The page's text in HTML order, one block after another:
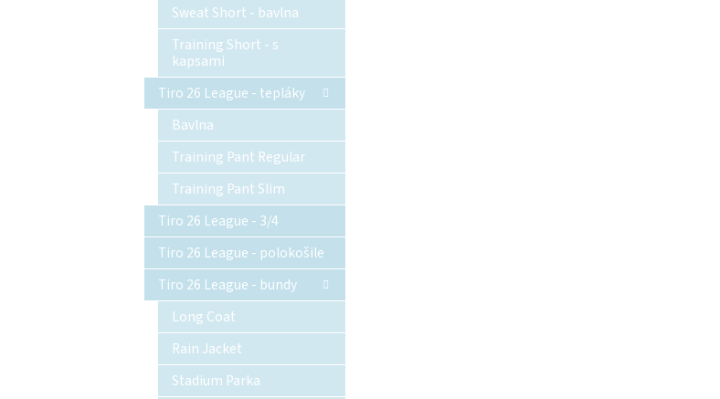
Sweat Short - bavlna
Training Short - s
kapsami
Tiro 26 League - tepláky
Bavlna
Training Pant Regular
Training Pant Slim
Tiro 26 League - 3/4
Tiro 26 League - polokošile
Tiro 26 League - bundy
Long Coat
Rain Jacket
Stadium Parka